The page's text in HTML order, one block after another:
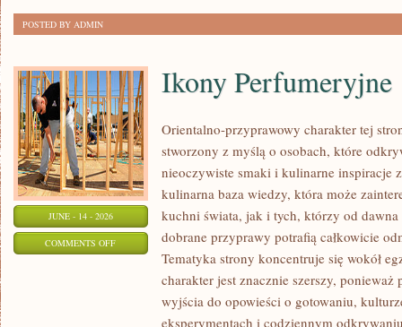
POSTED BY ADMIN
JUNE - 14 - 2026
COMMENTS OFFON
PERFUMERYJNE
Ikony Perfumeryjne
Orientalno-przyprawowy charakter tej
stworzony z myślą o osobach, które
nieoczywiste smaki i kulinarne inspiracje
kulinarna baza wiedzy, która może
kuchni świata, jak i tych, którzy od
dobrane przyprawy potrafią całkowicie
Tematyka strony koncentruje się wokół
charakter jest znacznie szerszy,
wyjścia do opowieści o gotowaniu,
eksperymentach i codziennym